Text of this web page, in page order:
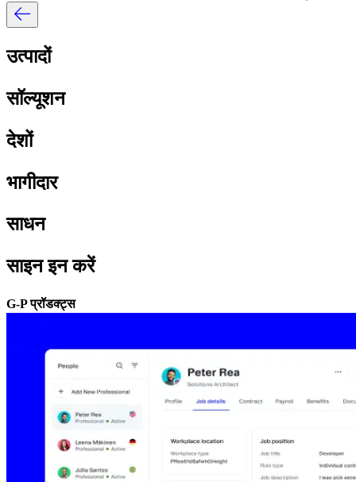
उत्पादों​​
सॉल्यूशन​​
देशों​​
भागीदार​​
साधन​​
साइन इन करें​​
G-P प्रॉडक्ट्स​​